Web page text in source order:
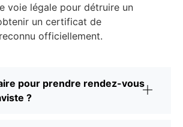
voie légale pour détruire un
un certificat de
officiellement.
pour prendre rendez-vous
?